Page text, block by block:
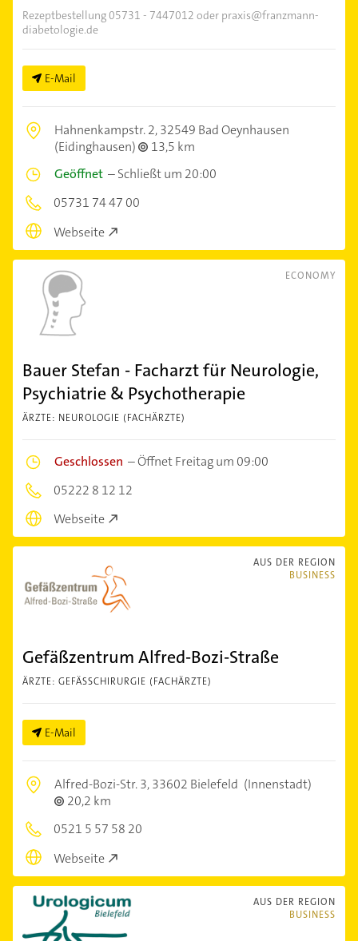
Rezeptbestellung 05731 - 7447012 oder praxis@franzmann-
diabetologie.de
E-Mail
Hahnenkampstr. 2,32549 Bad Oeynhausen
(Eidinghausen)
13,5 km
Geöffnet –Schließt um 20:00
05731 74 47 00
Webseite
ECONOMY
Bauer Stefan - Facharzt für Neurologie,
Psychiatrie & Psychotherapie
ÄRZTE: NEUROLOGIE (FACHÄRZTE)
Geschlossen –Öffnet Freitag um 09:00
05222 8 12 12
Webseite
AUS DER REGION
BUSINESS
Gefäßzentrum Alfred-Bozi-Straße
ÄRZTE: GEFÄSSCHIRURGIE (FACHÄRZTE)
E-Mail
Alfred-Bozi-Str. 3,33602 Bielefeld (Innenstadt)
20,2 km
0521 5 57 58 20
Webseite
AUS DER REGION
BUSINESS